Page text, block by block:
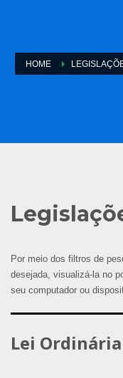
HOME
Por meio dos filtros de
desejada, visualizá-la no
seu computador ou
Lei Ordinária